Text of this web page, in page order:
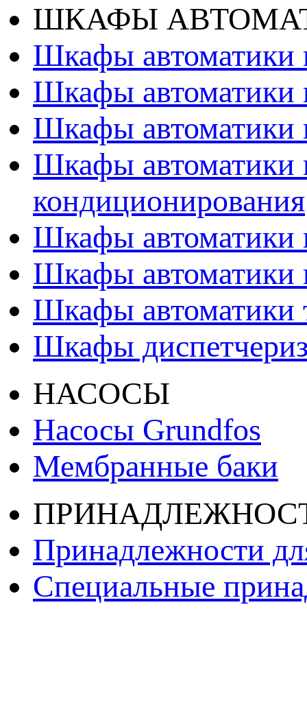
ШКАФЫ
Шкафы автоматики
Шкафы автоматики
Шкафы автоматики
Шкафы автоматики
кондиционирования
Шкафы автоматики
Шкафы автоматики
Шкафы автоматики
Шкафы
НАСОСЫ
Насосы Grundfos
Мембранные баки
Принадлежности
Специальные